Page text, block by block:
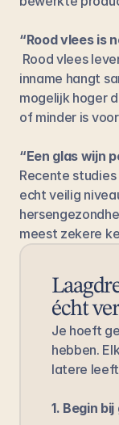
“Rood vlees is
inname hangt
mogelijk hoger
of minder is
“Een glas wijn
Recente
echt veilig
meest zekere
écht
Je hoeft
hebben.
latere
1. Begin